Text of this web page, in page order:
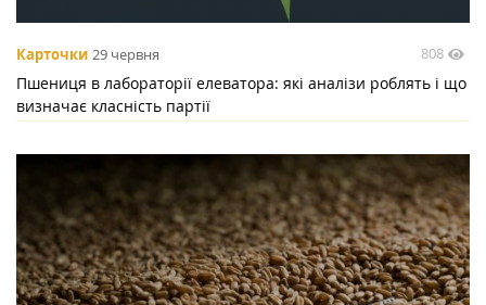
Карточки 29 червня 808
Пшениця в лабораторії елеватора: які аналізи роблять і що
визначає класність партії